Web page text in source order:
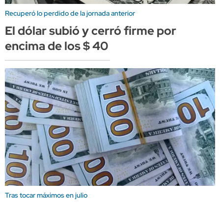
Recuperó lo perdido de la jornada anterior
El dólar subió y cerró firme por
encima de los $ 40
Tras tocar máximos en julio